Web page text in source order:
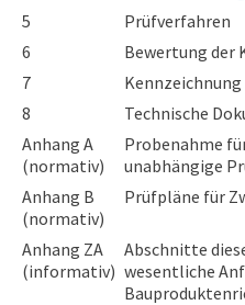
5
Prüfverfahren
6
Bewertung
7
Kennzeichnung
8
Technische
Anhang A
(normativ)
Probenahme
unabhängige
Anhang B
(normativ)
Prüfpläne für
Anhang ZA
(informativ)
Abschnitte
wesentliche